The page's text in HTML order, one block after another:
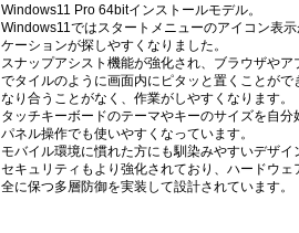
Windows11 Pro 64bitインストールモデル。
Windows11ではスタートメニューのアイコン表
ケーションが探しやすくなりました。
スナップアシスト機能が強化され、ブラウザや
でタイルのように画面内にピタッと置くことが
なり合うことがなく、作業がしやすくなります。
タッチキーボードのテーマやキーのサイズを自
パネル操作でも使いやすくなっています。
モバイル環境に慣れた方にも馴染みやすいデザイ
セキュリティもより強化されており、ハードウ
全に保つ多層防御を実装して設計されています。